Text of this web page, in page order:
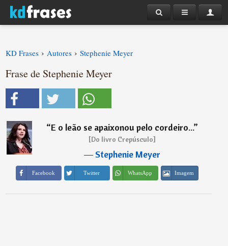
KD Frases › Autores › Stephenie Meyer
Frase de Stephenie Meyer
“E o leão se apaixonou pelo cordeiro...”
[Do livro Crepúsculo]
―Stephenie Meyer
Facebook Twitter WhatsApp Imagem